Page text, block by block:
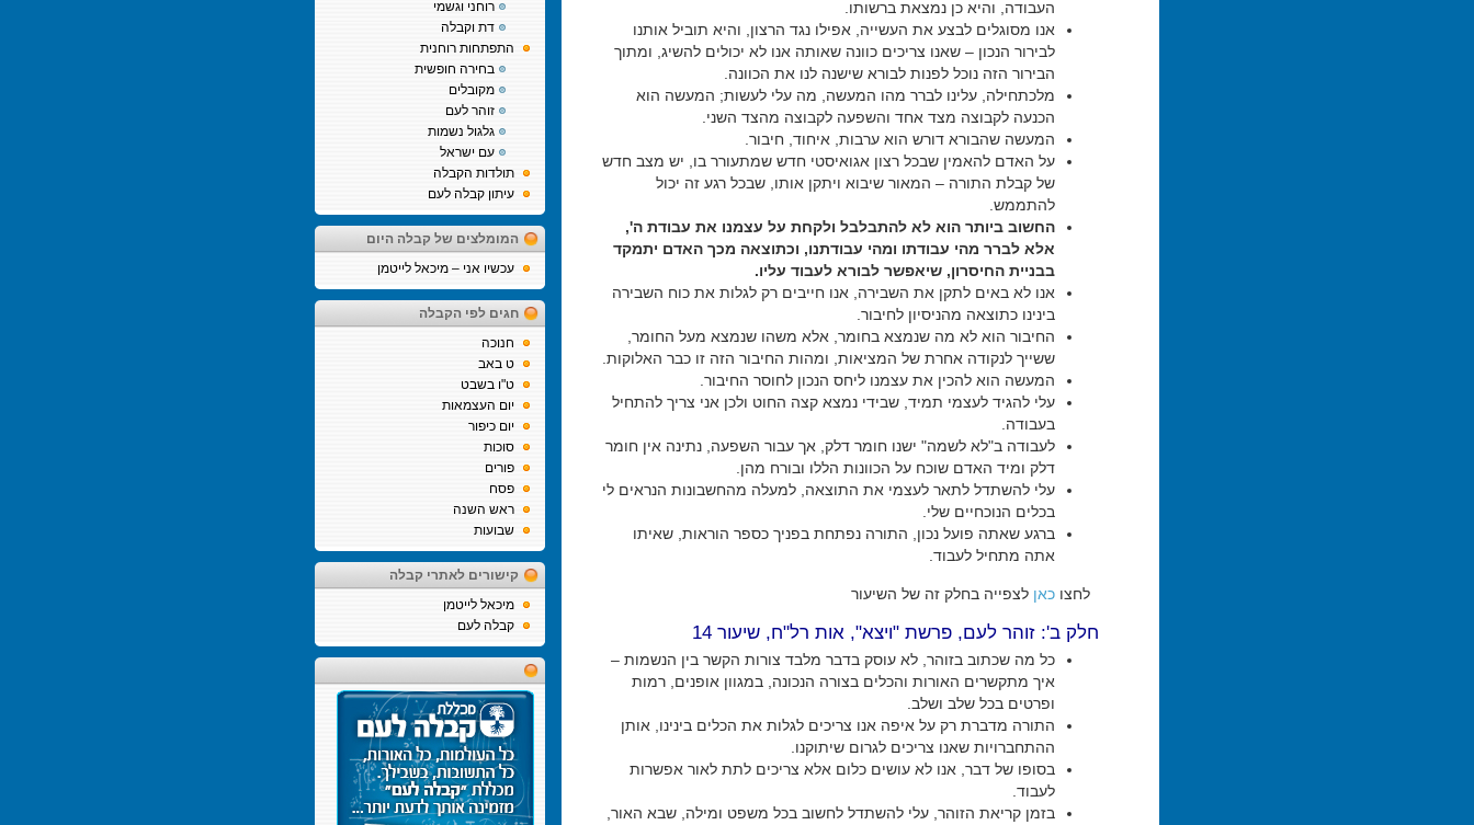
העבודה, והיא כן נמצאת ברשותו.
אנו מסוגלים לבצע את העשייה, אפילו נגד הרצון, והיא תוביל אותנו
לבירור הנכון – שאנו צריכים כוונה שאותה אנו לא יכולים להשיג, ומתוך
הבירור הזה נוכל לפנות לבורא שישנה לנו את הכוונה.
מלכתחילה, עלינו לברר מהו המעשה, מה עלי לעשות; המעשה הוא
הכנעה לקבוצה מצד אחד והשפעה לקבוצה מהצד השני.
המעשה שהבורא דורש הוא ערבות, איחוד, חיבור.
על האדם להאמין שבכל רצון אגואיסטי חדש שמתעורר בו, יש מצב חדש
של קבלת התורה – המאור שיבוא ויתקן אותו, שבכל רגע זה יכול
להתממש.
החשוב ביותר הוא לא להתבלבל ולקחת על עצמנו את עבודת ה',
אלא לברר מהי עבודתו ומהי עבודתנו, וכתוצאה מכך האדם יתמקד
בבניית החיסרון, שיאפשר לבורא לעבוד עליו.
אנו לא באים לתקן את השבירה, אנו חייבים רק לגלות את כוח השבירה
בינינו כתוצאה מהניסיון לחיבור.
החיבור הוא לא מה שנמצא בחומר, אלא משהו שנמצא מעל החומר,
ששייך לנקודה אחרת של המציאות, ומהות החיבור הזה זו כבר האלוקות.
המעשה הוא להכין את עצמנו ליחס הנכון לחוסר החיבור.
עלי להגיד לעצמי תמיד, שבידי נמצא קצה החוט ולכן אני צריך להתחיל
בעבודה.
לעבודה ב"לא לשמה" ישנו חומר דלק, אך עבור השפעה, נתינה אין חומר
דלק ומיד האדם שוכח על הכוונות הללו ובורח מהן.
עלי להשתדל לתאר לעצמי את התוצאה, למעלה מהחשבונות הנראים לי
בכלים הנוכחיים שלי.
ברגע שאתה פועל נכון, התורה נפתחת בפניך כספר הוראות, שאיתו
אתה מתחיל לעבוד.
לחצו כאן לצפייה בחלק זה של השיעור
חלק ב': זוהר לעם, פרשת "ויצא", אות רל"ח, שיעור 14
כל מה שכתוב בזוהר, לא עוסק בדבר מלבד צורות הקשר בין הנשמות –
איך מתקשרים האורות והכלים בצורה הנכונה, במגוון אופנים, רמות
ופרטים בכל שלב ושלב.
התורה מדברת רק על איפה אנו צריכים לגלות את הכלים בינינו, אותן
ההתחברויות שאנו צריכים לגרום שיתוקנו.
בסופו של דבר, אנו לא עושים כלום אלא צריכים לתת לאור אפשרות
לעבוד.
בזמן קריאת הזוהר, עלי להשתדל לחשוב בכל משפט ומילה, שבא האור,
רוחני וגשמי
דת וקבלה
התפתחות רוחנית
בחירה חופשית
מקובלים
זוהר לעם
גלגול נשמות
עם ישראל
תולדות הקבלה
עיתון קבלה לעם
המומלצים של קבלה היום
עכשיו אני – מיכאל לייטמן
חגים לפי הקבלה
חנוכה
ט באב
ט"ו בשבט
יום העצמאות
יום כיפור
סוכות
פורים
פסח
ראש השנה
שבועות
קישורים לאתרי קבלה
מיכאל לייטמן
קבלה לעם